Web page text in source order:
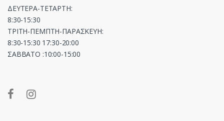
ΔΕΥΤΕΡΑ-ΤΕΤΑΡΤΗ:
8:30-15:30
ΤΡΙΤΗ-ΠΕΜΠΤΗ-ΠΑΡΑΣΚΕΥΗ:
8:30-15:30 17:30-20:00
ΣΑΒΒΑΤΟ :10:00-15:00